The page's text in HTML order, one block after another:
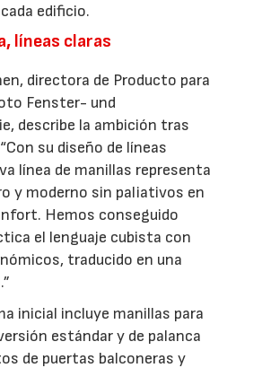
edificio.
líneas claras
directora de Producto para
Fenster- und
describe la ambición tras
su diseño de líneas
línea de manillas representa
y moderno sin paliativos en
Hemos conseguido
el lenguaje cubista con
traducido en una
inicial incluye manillas para
estándar y de palanca
de puertas balconeras y